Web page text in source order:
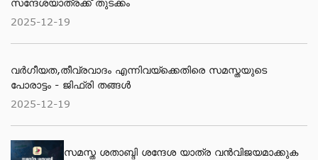
സന്ദേശയാത്രക്ക് തുടക്കം
2025-12-19
വർഗീയത,തീവ്രവാദം എന്നിവയ്ക്കെതിരെ സമസ്തയുടെ
പോരാട്ടം - ജിഫ്‌രി തങ്ങൾ
2025-12-19
സമസ്ത ശതാബ്ദി ശന്ദേശ യാത്ര വന്‍വിജയമാക്കുക